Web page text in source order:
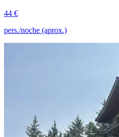
44 €
pers./noche (aprox.)